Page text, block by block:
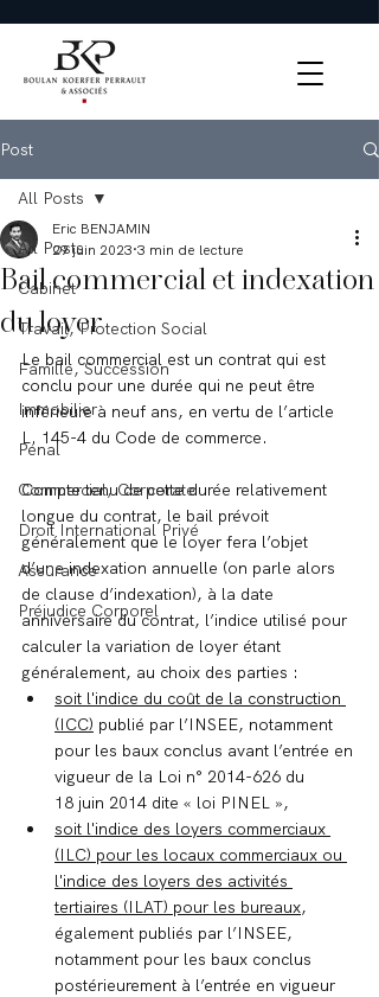
Post
All Posts
Cabinet
Travail, Protection Social
Famille, Succession
Immobilier
Pénal
Commercial, Corporate
Droit International Privé
Assurance
Préjudice Corporel
All Posts
Bail commercial et indexation
du loyer
Eric BENJAMIN
29 juin 2023 3 min de lecture
Le bail commercial est un contrat qui est
conclu pour une durée qui ne peut être
inférieure à neuf ans, en vertu de l’article
L. 145-4 du Code de commerce.
Compte tenu de cette durée relativement
longue du contrat, le bail prévoit
généralement que le loyer fera l’objet
d’une indexation annuelle (on parle alors
de clause d’indexation), à la date
anniversaire du contrat, l’indice utilisé pour
calculer la variation de loyer étant
généralement, au choix des parties :
soit l'indice du coût de la construction
(ICC) publié par l’INSEE, notamment
pour les baux conclus avant l’entrée en
vigueur de la Loi n° 2014-626 du
18 juin 2014 dite « loi PINEL »,
soit l'indice des loyers commerciaux
(ILC) pour les locaux commerciaux ou
l'indice des loyers des activités
tertiaires (ILAT) pour les bureaux,
également publiés par l’INSEE,
notamment pour les baux conclus
postérieurement à l’entrée en vigueur